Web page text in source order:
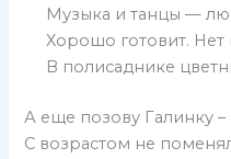
Музыка и танцы —
Хорошо готовит. Нет
В полисаднике
А еще позову Галинку –
С возрастом не